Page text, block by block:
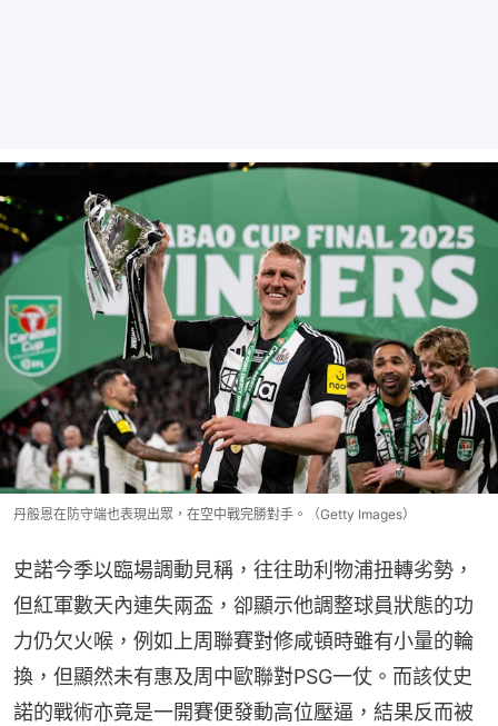
丹般恩在防守端也表現出眾，在空中戰完勝對手。（Getty Images）
史諾今季以臨場調動見稱，往往助利物浦扭轉劣勢，
但紅軍數天內連失兩盃，卻顯示他調整球員狀態的功
力仍欠火喉，例如上周聯賽對修咸頓時雖有小量的輪
換，但顯然未有惠及周中歐聯對PSG一仗。而該仗史
諾的戰術亦竟是一開賽便發動高位壓逼，結果反而被